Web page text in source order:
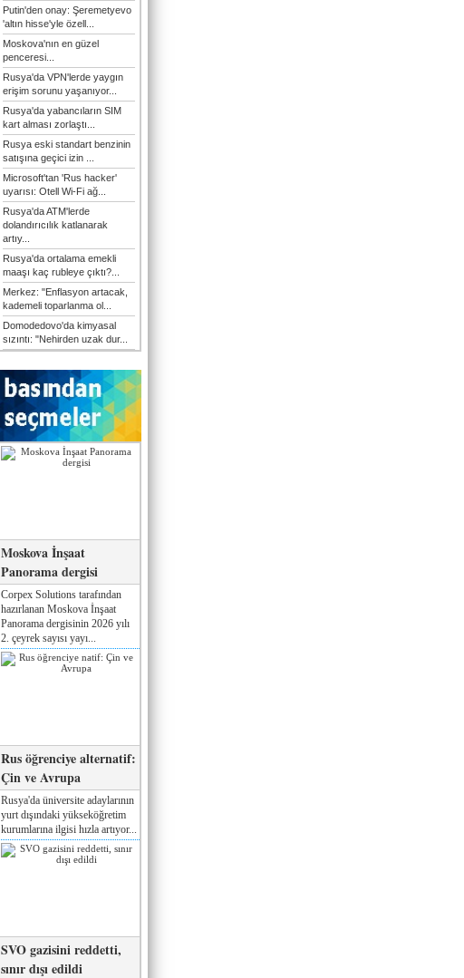
Putin'den onay: Şeremetyevo
'altın hisse'yle özell...
Moskova'nın en güzel
penceresi...
Rusya'da VPN'lerde yaygın
erişim sorunu yaşanıyor...
Rusya'da yabancıların SIM
kart alması zorlaştı...
Rusya eski standart benzinin
satışına geçici izin ...
Microsoft'tan 'Rus hacker'
uyarısı: Otell Wi-Fi ağ...
Rusya'da ATM'lerde
dolandırıcılık katlanarak
artıy...
Rusya'da ortalama emekli
maaşı kaç rubleye çıktı?...
Merkez: "Enflasyon artacak,
kademeli toparlanma ol...
Domodedovo'da kimyasal
sızıntı: "Nehirden uzak dur...
Moskova İnşaat
Panorama dergisi
Corpex Solutions tarafından
hazırlanan Moskova İnşaat
Panorama dergisinin 2026 yılı
2. çeyrek sayısı yayı...
Rus öğrenciye alternatif:
Çin ve Avrupa
Rusya'da üniversite adaylarının
yurt dışındaki yükseköğretim
kurumlarına ilgisi hızla artıyor...
SVO gazisini reddetti,
sınır dışı edildi